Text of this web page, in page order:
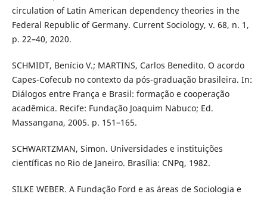
circulation of Latin American dependency theories in the
Federal Republic of Germany. Current Sociology, v. 68, n. 1,
p. 22–40, 2020.
SCHMIDT, Benício V.; MARTINS, Carlos Benedito. O acordo
Capes-Cofecub no contexto da pós-graduação brasileira. In:
Diálogos entre França e Brasil: formação e cooperação
acadêmica. Recife: Fundação Joaquim Nabuco; Ed.
Massangana, 2005. p. 151–165.
SCHWARTZMAN, Simon. Universidades e instituições
científicas no Rio de Janeiro. Brasília: CNPq, 1982.
SILKE WEBER. A Fundação Ford e as áreas de Sociologia e